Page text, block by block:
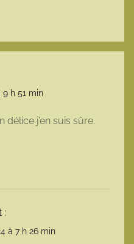
9 h 51 min
j’en suis sûre.
:
à 7 h 26 min